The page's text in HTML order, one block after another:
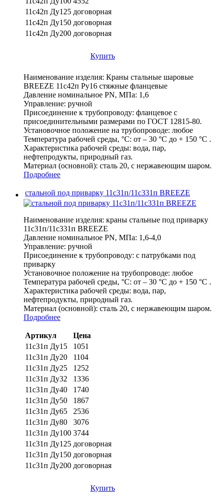
11с42п Ду125 договорная
11с42п Ду150 договорная
11с42п Ду200 договорная
Купить
Наименование изделия: Краны стальные шаровые
BREEZE 11с42п Ру16 стяжные фланцевые
Давление номинальное PN, МПа: 1,6
Управление: ручной
Присоединение к трубопроводу: фланцевое с
присоединительными размерами по ГОСТ 12815-80.
Установочное положение на трубопроводе: любое
Температура рабочей среды, °С: от – 30 °С до + 150 °С .
Характеристика рабочей среды: вода, пар,
нефтепродукты, природный газ.
Материал (основной): сталь 20, с нержавеющим шаром.
Подробнее
стальной под приварку 11с31п/11с331п BREEZE
Наименование изделия: краны стальные под приварку
11с31п/11с331п BREEZE
Давление номинальное PN, МПа: 1,6-4,0
Управление: ручной
Присоединение к трубопроводу: с патрубками под
приварку
Установочное положение на трубопроводе: любое
Температура рабочей среды, °С: от – 30 °С до + 150 °С .
Характеристика рабочей среды: вода, пар,
нефтепродукты, природный газ.
Материал (основной): сталь 20, с нержавеющим шаром.
Подробнее
Артикул
Цена
11с31п Ду15
1051
11с31п Ду20
1104
11с31п Ду25
1252
11с31п Ду32
1336
11с31п Ду40
1740
11с31п Ду50
1867
11с31п Ду65
2536
11с31п Ду80
3076
11с31п Ду100 3744
11с31п Ду125 договорная
11с31п Ду150 договорная
11с31п Ду200 договорная
Купить